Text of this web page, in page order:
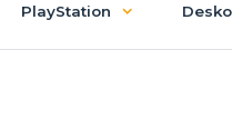
PlayStation